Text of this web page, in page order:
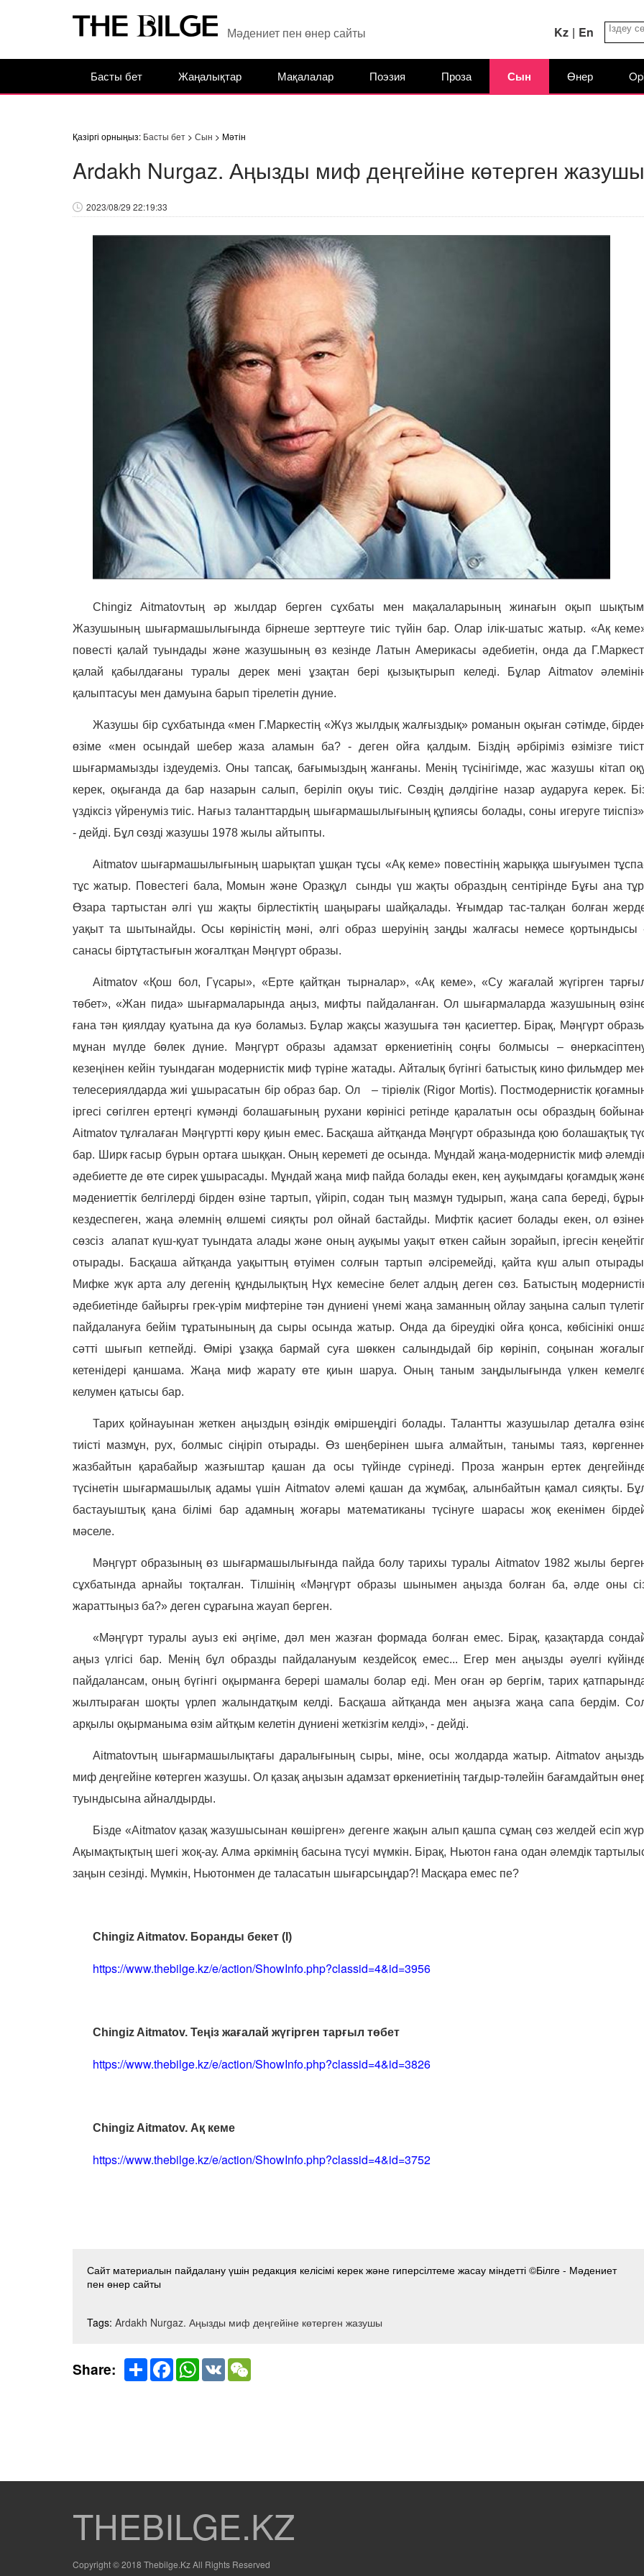
Мәдениет пен өнер сайты Kz | En
Басты бет Жаңалықтар Мақалалар Поэзия Проза Сын Өнер
Қазіргі орныңыз: Басты бет> Сын > Мәтін
Ardakh Nurgaz. Аңызды миф деңгейіне көтерген жазушы
2023/08/29 22:19:33
Chingiz Aitmatovтың әр жылдар берген сұхбаты мен мақалаларының жинағын оқып
Жазушының шығармашылығында бірнеше зерттеуге тиіс түйін бар. Олар ілік-шатыс жатыр. «Ақ
повесті қалай туындады және жазушының өз кезінде Латын Америкасы әдебиетін, онда да
қалай қабылдағаны туралы дерек мені ұзақтан бері қызықтырып келеді. БұларAitmatov
қалыптасуы мен дамуына барып тірелетін дүние.
Жазушы бір сұхбатында «мен Г.Маркестің «Жүз жылдық жалғыздық» романын оқыған сәтімде,
өзіме «мен осындай шебер жаза аламын ба? - деген ойға қалдым. Біздің әрбіріміз өзімізге
шығармамызды іздеудеміз. Оны тапсақ, бағымыздың жанғаны. Менің түсінігімде, жас жазушы кітап
керек, оқығанда да бар назарын салып, беріліп оқуы тиіс. Сөздің дәлдігіне назар аударуға керек.
үздіксіз үйренуміз тиіс. Нағыз таланттардың шығармашылығының құпиясы болады, соны игеруге
- дейді. Бұл сөзді жазушы 1978 жылы айтыпты.
Aitmatov шығармашылығының шарықтап ұшқан тұсы «Ақ кеме» повестінің жарыққа шығуымен
тұс жатыр. Повестегі бала, Момын және Оразқұл сынды үш жақты образдың сентірінде Бұғы ана
Өзара тартыстан әлгі үш жақты бірлестіктің шаңырағы шайқалады. Ұғымдар тас-талқан болған
уақыт та шытынайды. Осы көріністің мәні, әлгі образ шеруінің заңды жалғасы немесе қортындысы
санасы біртұтастығын жоғалтқан Мәңгүрт образы.
Aitmatov«Қош бол, Гүсары», «Ерте қайтқан тырналар», «Ақ кеме», «Су жағалай жүгірген
төбет», «Жан пида» шығармаларында аңыз, мифты пайдаланған. Ол шығармаларда жазушының
ғана тән қиялдау қуатына да куә боламыз. Бұлар жақсы жазушыға тән қасиеттер. Бірақ, Мәңгүрт
мұнан мүлде бөлек дүние. Мәңгүрт образы адамзат өркениетінің соңғы болмысы –
кезеңінен кейін туындаған модернистік миф түріне жатады. Айталық бүгінгі батыстық кино фильмдер
телесериялдарда жиі ұшырасатын бір образ бар. Ол – тіріөлік (Rigor Mortis). Постмодернистік
іргесі сөгілген ертеңгі күмәнді болашағының рухани көрінісі ретінде қаралатын осы образдың
Aitmatov тұлғалаған Мәңгүртті көру қиын емес. Басқаша айтқанда Мәңгүрт образында қою болашақтық
бар. Ширк ғасыр бүрын ортаға шыққан. Оның кереметі де осында. Мұндай жаңа-модернистік миф
әдебиетте де өте сирек ұшырасады. Мұндай жаңа миф пайда болады екен, кең ауқымдағы қоғамдық
мәдениеттік белгілерді бірден өзіне тартып, үйіріп, содан тың мазмұн тудырып, жаңа сапа береді,
кездеспеген, жаңа әлемнің өлшемі сияқты рол ойнай бастайды. Мифтік қасиет болады екен, ол
сөзсіз алапат күш-қуат туындата алады және оның ауқымы уақыт өткен сайын зорайып, іргесін
отырады. Басқаша айтқанда уақыттың өтуімен солғын тартып әлсіремейді, қайта күш алып
Мифке жүк арта алу дегенің құндылықтың Нұх кемесіне белет алдың деген сөз. Батыстың
әдебиетінде байырғы грек-үрім мифтеріне тән дүниені үнемі жаңа заманның ойлау заңына салып
пайдалануға бейім тұратынының да сыры осында жатыр. Онда да біреудікі ойға қонса, көбісінікі
сәтті шығып кетпейді. Өмірі ұзаққа бармай суға шөккен салындыдай бір көрініп, соңынан
кетенідері қаншама. Жаңа миф жарату өте қиын шаруа. Оның таным заңдылығында үлкен
келумен қатысы бар.
Тарих қойнауынан жеткен аңыздың өзіндік өміршеңдігі болады. Талантты жазушылар деталға
тиісті мазмұн, рух, болмыс сіңіріп отырады. Өз шеңберінен шыға алмайтын, танымы таяз,
жазбайтын қарабайыр жазғыштар қашан да осы түйінде сүрінеді. Проза жанрын ертек
түсінетін шығармашылық адамы үшінAitmatov әлемі қашан да жұмбақ, алынбайтын қамал сияқты.
бастауыштық қана білімі бар адамның жоғары математиканы түсінуге шарасы жоқ екенімен
мәселе.
Мәңгүрт образының өз шығармашылығында пайда болу тарихы туралы Aitmatov 1982 жылы
сұхбатында арнайы тоқталған. Тілшінің «Мәңгүрт образы шынымен аңызда болған ба, әлде оны
жараттыңыз ба?» деген сұрағына жауап берген.
«Мәңгүрт туралы ауыз екі әңгіме, дәл мен жазған формада болған емес. Бірақ, қазақтарда
аңыз үлгісі бар. Менің бұл образды пайдалануым кездейсоқ емес... Егер мен аңызды әуелгі
пайдалансам, оның бүгінгі оқырманға берері шамалы болар еді. Мен оған әр бергім, тарих
жылтыраған шоқты үрлеп жалындатқым келді. Басқаша айтқанда мен аңызға жаңа сапа бердім.
арқылы оқырманыма өзім айтқым келетін дүниені жеткізгім келді», - дейді.
Aitmatovтың шығармашылықтағы даралығының сыры, міне, осы жолдарда жатыр.Aitmatov
миф деңгейіне көтерген жазушы.Ол қазақ аңызын адамзат өркениетінің тағдыр-тәлейін бағамдайтын
туындысына айналдырды.
Бізде «Aitmatovқазақ жазушысынан көшірген» дегенге жақын алып қашпа сұмаң сөз желдей есіп
Ақымақтықтың шегі жоқ-ау. Алма әркімнің басына түсуі мүмкін. Бірақ, Ньютон ғана одан әлемдік
заңын сезінді. Мүмкін, Ньютонмен де таласатын шығарсыңдар?! Масқара емес пе?
Chingiz Aitmatov. Боранды бекет (I)
https://www.thebilge.kz/e/action/ShowInfo.php?classid=4&id=3956
Chingiz Aitmatov. Теңіз жағалай жүгірген тарғыл төбет
https://www.thebilge.kz/e/action/ShowInfo.php?classid=4&id=3826
Chingiz Aitmatov. Ақ кеме
https://www.thebilge.kz/e/action/ShowInfo.php?classid=4&id=3752
Сайт материалын пайдалану үшін редакция келісімі керек және гиперсілтеме жасау міндетті ©Білге - Мәдениет
пен өнер сайты
Tags: Ardakh Nurgaz. Аңызды миф деңгейіне көтерген жазушы
Share: Share FacebookWhatsApp
VK WeChat
THEBILGE.KZ
Copyright © 2018 Thebilge.Kz All Rights Reserved